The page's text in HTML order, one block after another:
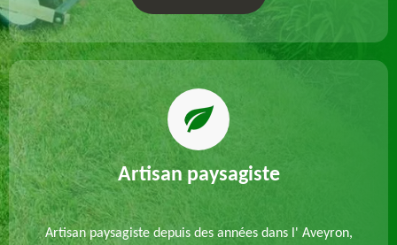
Artisan paysagiste
Artisan paysagiste depuis des années dans l' Aveyron,